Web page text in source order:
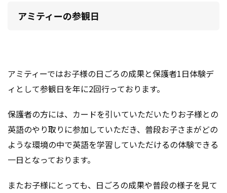
アミティーの参観日
アミティーではお子様の日ごろの成果と保護者1日体験デ
ィとして参観日を年に2回行っております。
保護者の方には、カードを引いていただいたりお子様との
英語のやり取りに参加していただき、普段お子さまがどの
ような環境の中で英語を学習していただけるの体験できる
一日となっております。
またお子様にとっても、日ごろの成果や普段の様子を見て